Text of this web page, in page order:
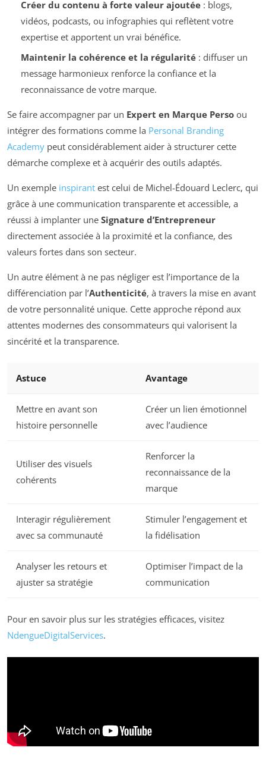
Créer du contenu à forte valeur ajoutée: blogs,
vidéos, podcasts, ou infographies qui reflètent votre
expertise et apportent un vrai bénéfice.
Maintenir la cohérence et la régularité: diffuser un
message harmonieux renforce la confiance et la
reconnaissance de votre marque.
Se faire accompagner par un Expert en Marque Perso ou
intégrer des formations comme la Personal Branding
Academy peut considérablement aider à structurer cette
démarche complexe et à acquérir des outils adaptés.
Un exemple inspirant est celui de Michel-Édouard Leclerc, qui
grâce à une communication transparente et accessible, a
réussi à implanter une Signature d’Entrepreneur
directement associée à la proximité et la confiance, des
valeurs fortes dans son secteur.
Un autre élément à ne pas négliger est l’importance de la
différenciation par l’Authenticité, à travers la mise en avant
de votre personnalité unique. Cette approche répond aux
attentes modernes des consommateurs qui valorisent la
sincérité et la transparence.
Astuce Avantage
Mettre en avant son
histoire personnelle
Créer un lien émotionnel
avec l’audience
Utiliser des visuels
cohérents
Renforcer la
reconnaissance de la
marque
Interagir régulièrement
avec sa communauté
Stimuler l’engagement et
la fidélisation
Analyser les retours et
ajuster sa stratégie
Optimiser l’impact de la
communication
Pour en savoir plus sur les stratégies efficaces, visitez
NdengueDigitalServices.